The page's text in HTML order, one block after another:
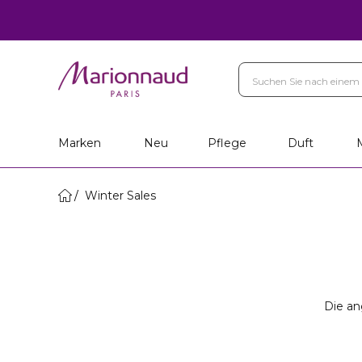
Marken Neu Pflege Duft
Winter Sales
Die